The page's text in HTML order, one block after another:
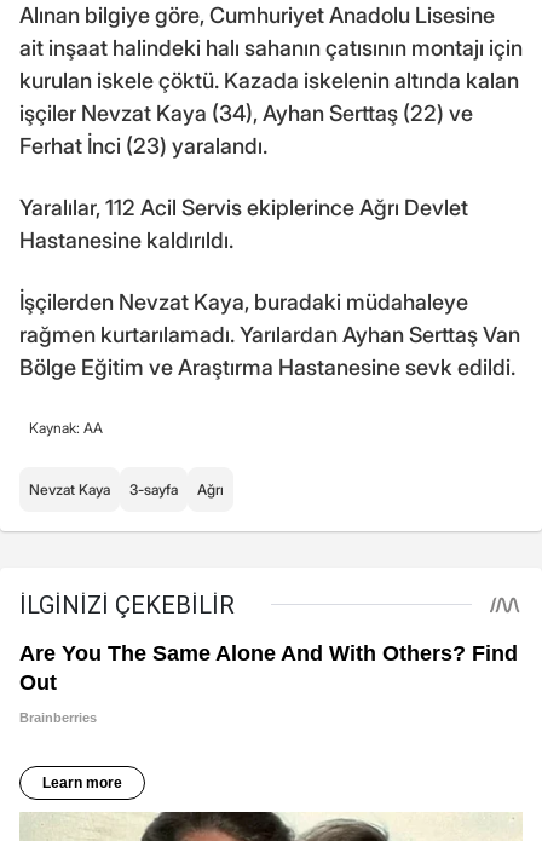
Alınan bilgiye göre, Cumhuriyet Anadolu Lisesine
ait inşaat halindeki halı sahanın çatısının montajı için
kurulan iskele çöktü. Kazada iskelenin altında kalan
işçiler Nevzat Kaya (34), Ayhan Serttaş (22) ve
Ferhat İnci (23) yaralandı.
Yaralılar, 112 Acil Servis ekiplerince Ağrı Devlet
Hastanesine kaldırıldı.
İşçilerden Nevzat Kaya, buradaki müdahaleye
rağmen kurtarılamadı. Yarılardan Ayhan Serttaş Van
Bölge Eğitim ve Araştırma Hastanesine sevk edildi.
Kaynak: AA
Nevzat Kaya 3-sayfa Ağrı